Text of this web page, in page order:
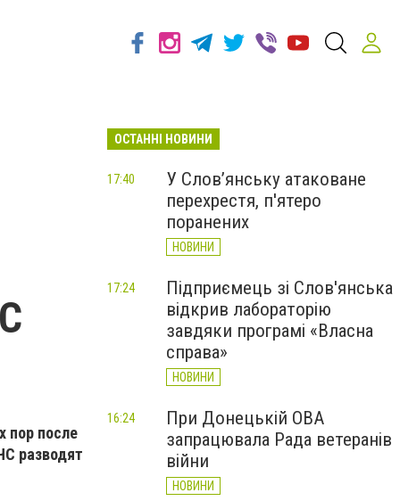
пор после
разводят
ОСТАННІ НОВИНИ
У Слов’янську атаковане
перехрестя, п'ятеро
поранених
НОВИНИ
17:40
Підприємець зі Слов'янська
відкрив лабораторію
завдяки програмі «Власна
справа»
НОВИНИ
17:24
При Донецькій ОВА
запрацювала Рада ветеранів
війни
НОВИНИ
16:24